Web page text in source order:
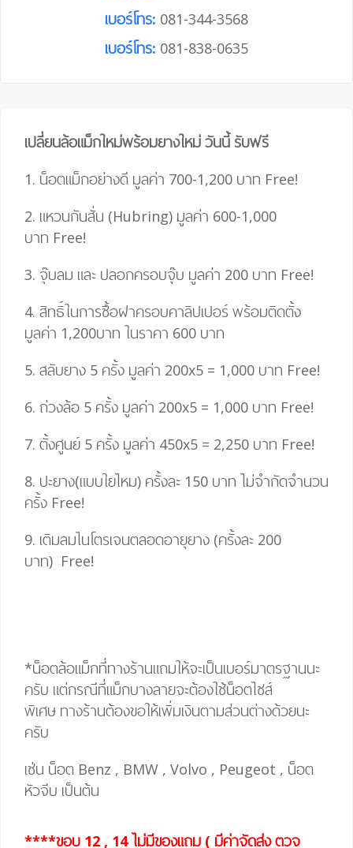
เบอร์โทร: 081-344-3568
เบอร์โทร: 081-838-0635
เปลี่ยนล้อแม็กใหม่พร้อมยางใหม่ วันนี้ รับฟรี
1. น็อตแม็กอย่างดี มูลค่า 700-1,200 บาท Free!
2. แหวนกันสั่น (Hubring) มูลค่า 600-1,000
บาท Free!
3. จุ๊บลม และ ปลอกครอบจุ๊บ มูลค่า 200 บาท Free!
4. สิทธิ์ในการซื้อฝาครอบคาลิปเปอร์ พร้อมติดตั้ง
มูลค่า 1,200บาท ในราคา 600 บาท
5. สลับยาง 5 ครั้ง มูลค่า 200x5 = 1,000 บาท Free!
6. ถ่วงล้อ 5 ครั้ง มูลค่า 200x5 = 1,000 บาท Free!
7. ตั้งศูนย์ 5 ครั้ง มูลค่า 450x5 = 2,250 บาท Free!
8. ปะยาง(แบบใยไหม) ครั้งละ 150 บาท ไม่จำกัดจำนวน
ครั้ง Free!
9. เติมลมไนโตรเจนตลอดอายุยาง (ครั้งละ 200
บาท) Free!
*น็อตล้อแม็กที่ทางร้านแถมให้จะเป็นเบอร์มาตรฐานนะ
ครับ แต่กรณีที่แม็กบางลายจะต้องใช้น็อตไซส์
พิเศษ ทางร้านต้องขอให้เพิ่มเงินตามส่วนต่างด้วยนะ
ครับ
เช่น น็อต Benz , BMW , Volvo , Peugeot , น็อต
หัวจีบ เป็นต้น
****ขอบ 12 , 14 ไม่มีของแถม ( มีค่าจัดส่ง ตวจ